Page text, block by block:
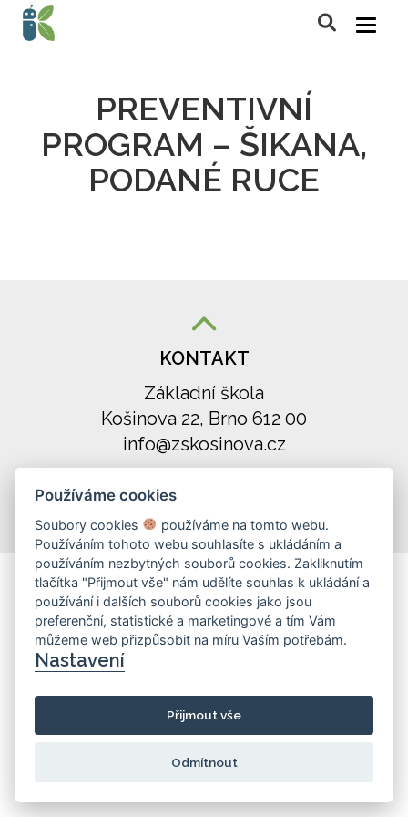
PREVENTIVNÍ
PROGRAM – ŠIKANA,
PODANÉ RUCE
KONTAKT
Základní škola
Košinova 22, Brno 612 00
info@zskosinova.cz
(c) 2026 UniWIRE Solution, s. r. o.
Nastavení Cookie
Používáme cookies
Soubory cookies
používáme na tomto webu.
Používáním tohoto webu souhlasíte s ukládáním a
používáním nezbytných souborů cookies. Zakliknutím
tlačítka "Přijmout vše" nám udělíte souhlas k ukládání a
používání i dalších souborů cookies jako jsou
preferenční, statistické a marketingové a tím Vám
můžeme web přizpůsobit na míru Vaším potřebám.
Nastavení
Přijmout vše
Odmítnout